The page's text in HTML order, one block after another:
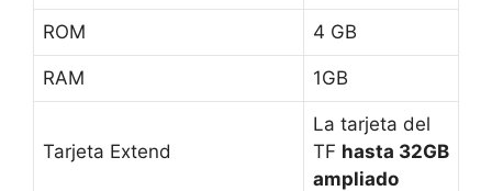
ROM 4 GB
RAM 1GB
Tarjeta Extend
La tarjeta del
TF hasta 32GB
ampliado